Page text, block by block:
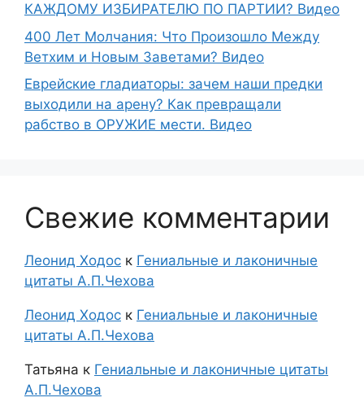
КАЖДОМУ ИЗБИРАТЕЛЮ ПО ПАРТИИ? Видео
400 Лет Молчания: Что Произошло Между
Ветхим и Новым Заветами? Видео
Еврейские гладиаторы: зачем наши предки
выходили на арену? Как превращали
рабство в ОРУЖИЕ мести. Видео
Свежие комментарии
Леонид Ходос к Гениальные и лаконичные
цитаты А.П.Чехова
Леонид Ходос к Гениальные и лаконичные
цитаты А.П.Чехова
Татьяна к Гениальные и лаконичные цитаты
А.П.Чехова